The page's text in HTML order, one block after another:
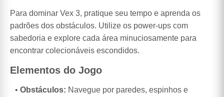
Para dominar Vex 3, pratique seu tempo e aprenda os
padrões dos obstáculos. Utilize os power-ups com
sabedoria e explore cada área minuciosamente para
encontrar colecionáveis escondidos.
Elementos do Jogo
Obstáculos: Navegue por paredes, espinhos e